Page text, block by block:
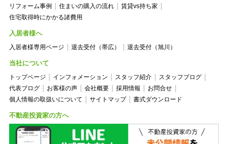
リフォーム事例
住まいの購入の流れ
賃貸vs持ち家
住宅取得時にかかる諸費用
入居者様へ
入居者様専用ページ 退去受付（帯広） 退去受付（旭川）
当社について
トップページ インフォメーション スタッフ紹介
スタッフブログ
代表ブログ
お客様の声 会社概要 採用情報
お問合せ
個人情報の取扱いについて
サイトマップ 書式ダウンロード
不動産投資家の方へ